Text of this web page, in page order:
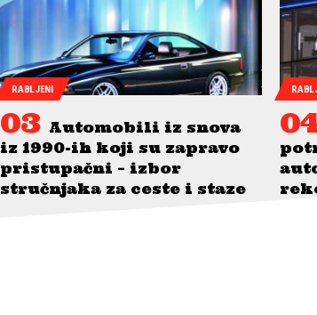
RABLJENI
Automobili iz snova
iz 1990-ih koji su zapravo
pristupačni – izbor
stručnjaka za ceste i staze